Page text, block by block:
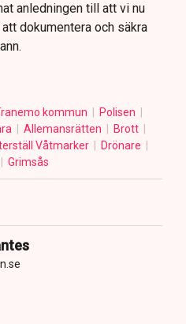
anledningen till att vi nu
dokumentera och säkra
kommun
Polisen
Allemansrätten
Brott
Våtmarker
Drönare
Grimsås